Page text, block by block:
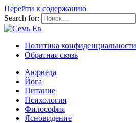
Перейти к содержанию
Search for:
Политика конфиденциальности
Обратная связь
Аюрведа
Йога
Питание
Психология
Философия
Ясновидение